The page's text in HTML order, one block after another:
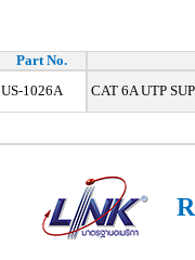
Part No.
US-1026A
CAT 6A UTP